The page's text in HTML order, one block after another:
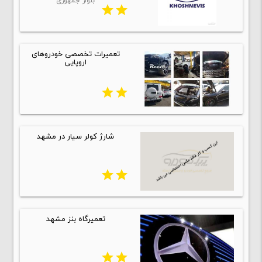
star
star
تعمیرات تخصصی خودروهای
اروپایی
star
star
شارژ كولر سیار در مشهد
star
star
تعمیرگاه بنز مشهد
star
star